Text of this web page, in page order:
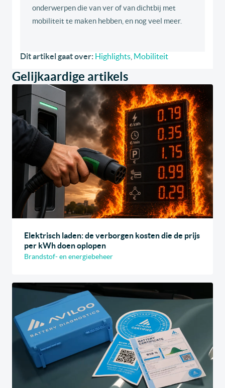
onderwerpen die van ver of van dichtbij met
mobiliteit te maken hebben, en nog veel meer.
Dit artikel gaat over: Highlights Mobiliteit
Gelijkaardige artikels
Elektrisch laden: de verborgen kosten die de prijs
per kWh doen oplopen
Brandstof- en energiebeheer